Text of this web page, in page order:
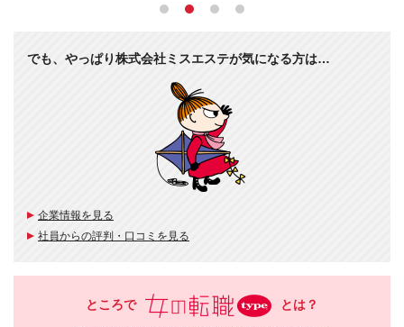
でも、やっぱり株式会社ミスエステが気になる方は…
企業情報を見る
社員からの評判・口コミを見る
ところで とは？